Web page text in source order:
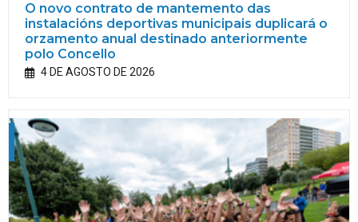
O novo contrato de mantemento das
instalacións deportivas municipais duplicará o
orzamento anual destinado anteriormente
polo Concello
4 DE AGOSTO DE 2026